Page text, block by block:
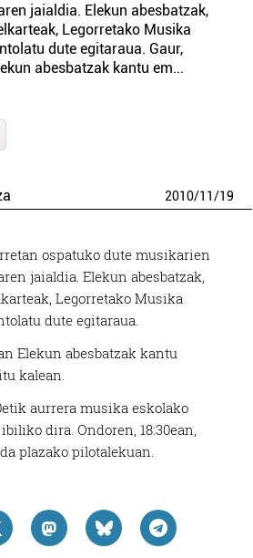
jaialdia. Elekun abesbatzak,
Legorretako Musika
dute egitaraua. Gaur,
abesbatzak kantu em...
2010/11/19
ospatuko dute musikarien
jaialdia. Elekun abesbatzak,
Legorretako Musika
dute egitaraua.
Elekun abesbatzak kantu
kalean.
aurrera musika eskolako
dira. Ondoren, 18:30ean,
plazako pilotalekuan.